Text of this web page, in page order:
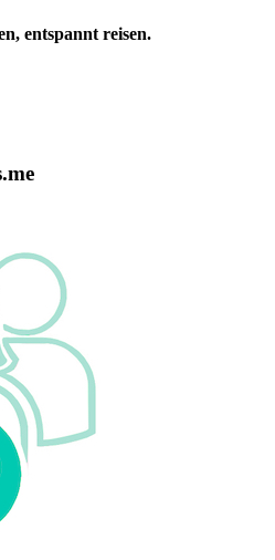
entspannt reisen.